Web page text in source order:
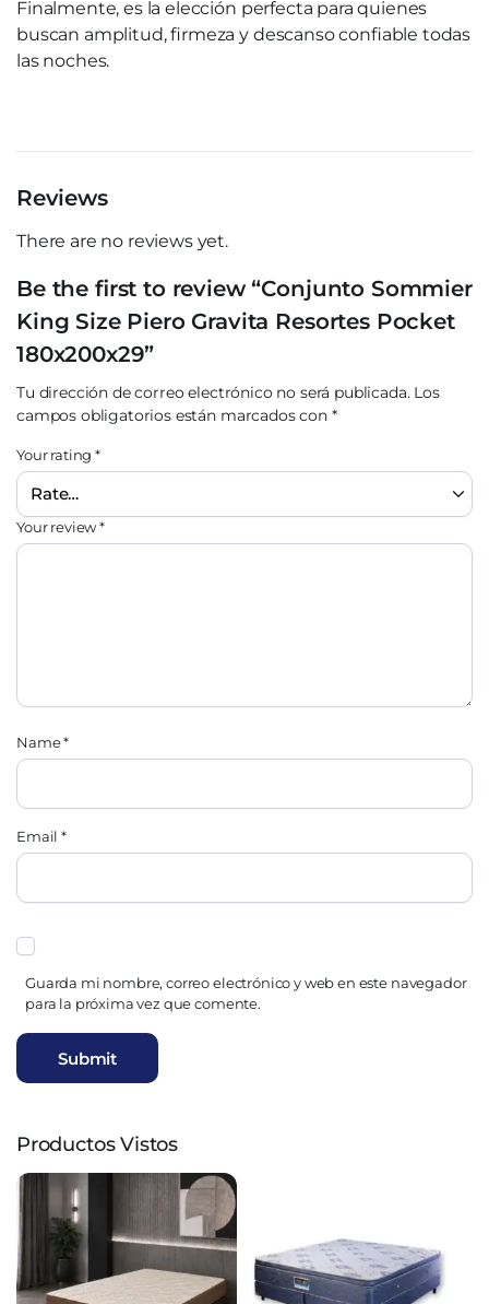
Finalmente, es la elección perfecta para quienes
buscan amplitud, firmeza y descanso confiable todas
las noches.
Reviews
There are no reviews yet.
Be the first to review “Conjunto Sommier
King Size Piero Gravita Resortes Pocket
180x200x29”
Tu dirección de correo electrónico no será publicada. Los
campos obligatorios están marcados con *
Your rating*
Your review*
Name*
Email*
Guarda mi nombre, correo electrónico y web en este navegador
para la próxima vez que comente.
Productos Vistos